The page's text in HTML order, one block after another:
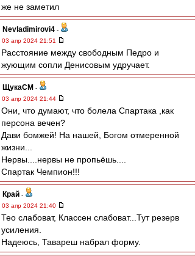
же не заметил
Nevladimirovi4 -
03 апр 2024 21:51
Расстояние между свободным Педро и
жующим сопли Денисовым удручает.
ЩукаСМ -
03 апр 2024 21:44
Они, что думают, что болела Спартака ,как
персона вечен?
Дави бомжей! На нашей, Богом отмеренной
жизни...
Нервы....нервы не пропьёшь....
Спартак Чемпион!!!
Край -
03 апр 2024 21:40
Тео слабоват, Классен слабоват...Тут резерв
усиления.
Надеюсь, Тавареш набрал форму.